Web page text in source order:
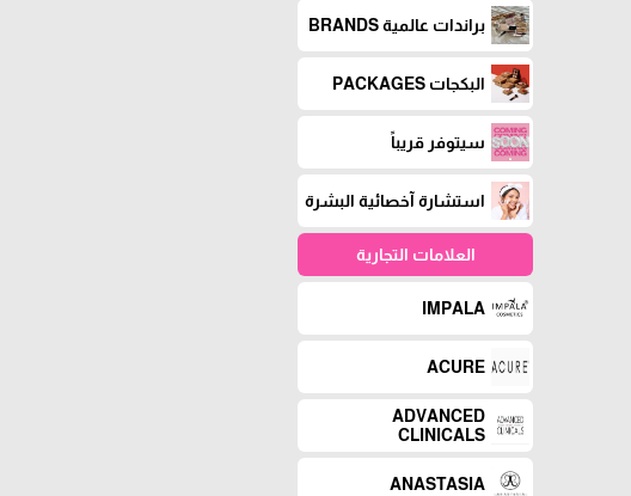
براندات عالمية BRANDS
البكجات PACKAGES
سيتوفر قريباً
استشارة آخصائية البشرة
العلامات التجارية
IMPALA
ACURE
ADVANCED
CLINICALS
ANASTASIA